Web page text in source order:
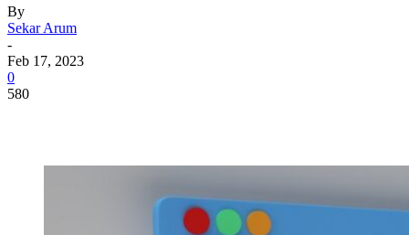
By
Sekar Arum
-
Feb 17, 2023
0
580